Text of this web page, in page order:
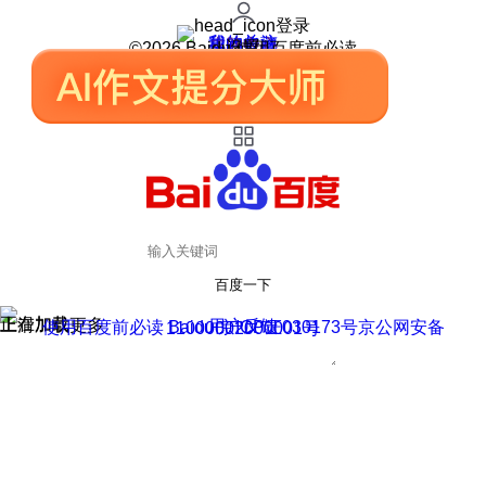
登录
我的关注
我的收藏
皮肤中心
用户反馈
设置
©2026 Baidu 使用百度前必读
百度一下
正在加载
上滑加载更多 用户反馈
使用百度前必读 Baidu 京ICP证030173号
京公网安备11000002000001号